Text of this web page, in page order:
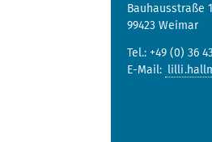
Bauhausstraße
99423 Weimar
Tel.: +49 (0) 36
E-Mail: